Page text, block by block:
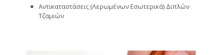
Αντικαταστάσεις (Λερωμένων Εσωτερικά) Διπλών
Τζαμιών